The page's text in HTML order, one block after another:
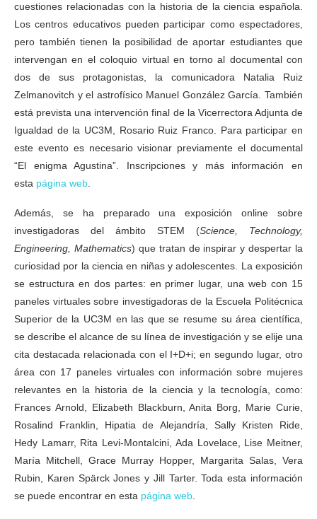
cuestiones relacionadas con la historia de la ciencia española.
Los centros educativos pueden participar como espectadores,
pero también tienen la posibilidad de aportar estudiantes que
intervengan en el coloquio virtual en torno al documental con
dos de sus protagonistas, la comunicadora Natalia Ruiz
Zelmanovitch y el astrofísico Manuel González García. También
está prevista una intervención final de la Vicerrectora Adjunta de
Igualdad de la UC3M, Rosario Ruiz Franco. Para participar en
este evento es necesario visionar previamente el documental
“El enigma Agustina”. Inscripciones y más información en
esta página web.
Además, se ha preparado una exposición online sobre
investigadoras del ámbito STEM (Science, Technology,
Engineering, Mathematics) que tratan de inspirar y despertar la
curiosidad por la ciencia en niñas y adolescentes. La exposición
se estructura en dos partes: en primer lugar, una web con 15
paneles virtuales sobre investigadoras de la Escuela Politécnica
Superior de la UC3M en las que se resume su área científica,
se describe el alcance de su línea de investigación y se elije una
cita destacada relacionada con el I+D+i; en segundo lugar, otro
área con 17 paneles virtuales con información sobre mujeres
relevantes en la historia de la ciencia y la tecnología, como:
Frances Arnold, Elizabeth Blackburn, Anita Borg, Marie Curie,
Rosalind Franklin, Hipatia de Alejandría, Sally Kristen Ride,
Hedy Lamarr, Rita Levi-Montalcini, Ada Lovelace, Lise Meitner,
María Mitchell, Grace Murray Hopper, Margarita Salas, Vera
Rubin, Karen Spärck Jones y Jill Tarter. Toda esta información
se puede encontrar en esta página web.